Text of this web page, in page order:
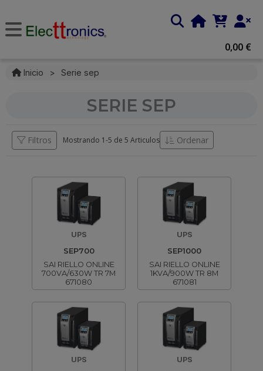
0,00 €
Inicio > Serie sep
SERIE SEP
Filtros Mostrando 1-5 de 5 Articulos Ordenar
UPS
SEP700
SAI RIELLO ONLINE
700VA/630W TR 7M
671080
UPS
SEP1000
SAI RIELLO ONLINE
1KVA/900W TR 8M
671081
UPS
UPS